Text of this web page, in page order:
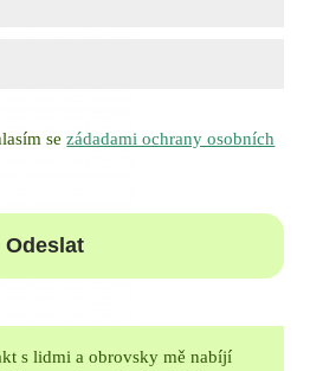
sezádadami ochrany osobních
Odeslat
s lidmi a obrovsky mě nabíjí